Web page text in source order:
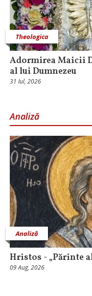
Theologica
Adormirea Maicii
al lui Dumnezeu
31 Iul, 2026
Analiză
Analiză
Hristos - „Părinte
09 Aug, 2026